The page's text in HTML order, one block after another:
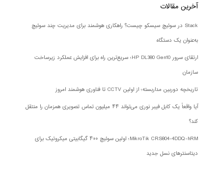
آخرین مقالات
Stack در سوئیچ سیسکو چیست؟ راهکاری هوشمند برای مدیریت چند سوئیچ
به‌عنوان یک دستگاه
ارتقای سرور HP DL380 Gen10؛ سریع‌ترین راه برای افزایش عملکرد زیرساخت
سازمان
تاریخچه دوربین مداربسته؛ از اولین CCTV تا فناوری هوشمند امروز
آیا واقعاً یک کابل فیبر نوری می‌تواند ۴۴ میلیون تماس تصویری همزمان را منتقل
کند؟
MikroTik CRS804-4DDQ-hRM؛ اولین سوئیچ ۴۰۰ گیگابیتی میکروتیک برای
دیتاسنترهای نسل جدید